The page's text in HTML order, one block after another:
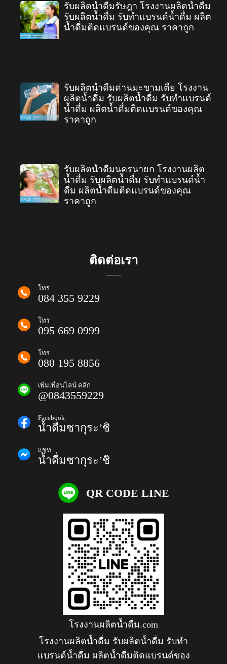
รับผลิตน้ำดื่มรัษฎา โรงงานผลิตน้ำดื่ม
รับผลิตน้ำดื่ม รับทำแบรนด์น้ำดื่ม ผลิต
น้ำดื่มติดแบรนด์ของคุณ ราคาถูก
รับผลิตน้ำดื่มด่านมะขามเตี้ย โรงงาน
ผลิตน้ำดื่ม รับผลิตน้ำดื่ม รับทำแบรนด์
น้ำดื่ม ผลิตน้ำดื่มติดแบรนด์ของคุณ
ราคาถูก
รับผลิตน้ำดื่มนครนายก โรงงานผลิต
น้ำดื่ม รับผลิตน้ำดื่ม รับทำแบรนด์น้ำ
ดื่ม ผลิตน้ำดื่มติดแบรนด์ของคุณ
ราคาถูก
ติดต่อเรา
โทร
084 355 9229
โทร
095 669 0999
โทร
080 195 8856
เพิ่มเพื่อนไลน์ คลิก
@0843559229
Facebook
น้ำดื่มซากุระ’ชิ
แชท
น้ำดื่มซากุระ’ชิ
QR CODE LINE
โรงงานผลิตน้ำดื่ม.com
โรงงานผลิตน้ำดื่ม รับผลิตน้ำดื่ม รับทำ
แบรนด์น้ำดื่ม ผลิตน้ำดื่มติดแบรนด์ของ